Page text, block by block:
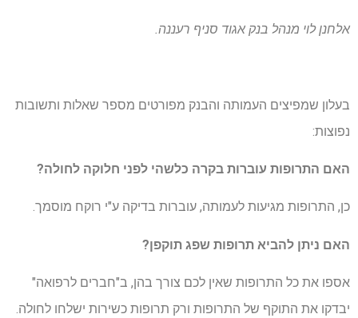
אלחנן לוי מנהל בנק אגוד סניף רעננה.
בעלון שמפיצים העמותה והבנק מפורטים מספר שאלות ותשובות
נפוצות:
האם התרופות עוברות בקרה כלשהי לפני חלוקה לחולה?
כן, התרופות מגיעות לעמותה, עוברות בדיקה ע"י רוקח מוסמך.
האם ניתן להביא תרופות שפג תוקפן?
אספו את כל התרופות שאין לכם צורך בהן, ב"חברים לרפואה"
יבדקו את התוקף של התרופות ורק תרופות כשירות ישלחו לחולה.